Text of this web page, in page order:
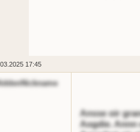
17:45
Ansse oir
Aogdie. Annn